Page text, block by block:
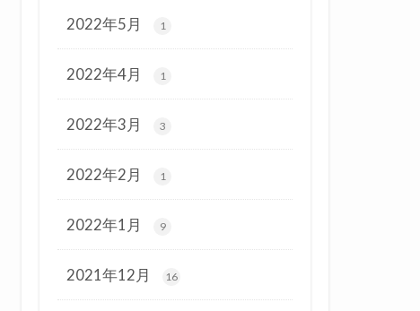
2022年5月 1
2022年4月 1
2022年3月 3
2022年2月 1
2022年1月 9
2021年12月 16